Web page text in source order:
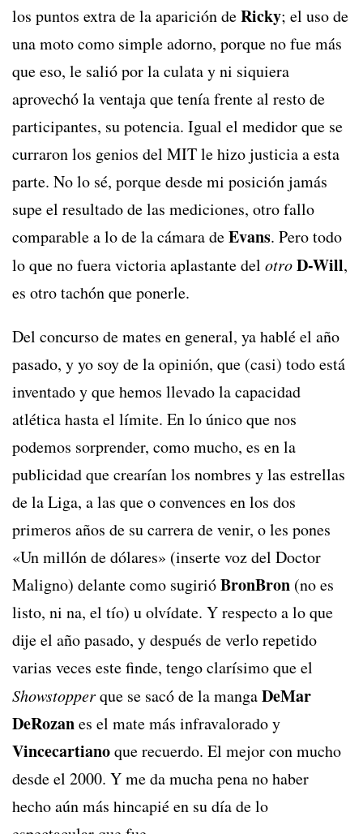
los puntos extra de la aparición deRicky; el uso de
una moto como simple adorno, porque no fue más
que eso, le salió por la culata y ni siquiera
aprovechó la ventaja que tenía frente al resto de
participantes, su potencia. Igual el medidor que se
curraron los genios del MIT le hizo justicia a esta
parte. No lo sé, porque desde mi posición jamás
supe el resultado de las mediciones, otro fallo
comparable a lo de la cámara deEvans. Pero todo
lo que no fuera victoria aplastante del otroD-Will,
es otro tachón que ponerle.
Del concurso de mates en general, ya hablé el año
pasado, y yo soy de la opinión, que (casi) todo está
inventado y que hemos llevado la capacidad
atlética hasta el límite. En lo único que nos
podemos sorprender, como mucho, es en la
publicidad que crearían los nombres y las estrellas
de la Liga, a las que o convences en los dos
primeros años de su carrera de venir, o les pones
«Un millón de dólares» (inserte voz del Doctor
Maligno) delante como sugirióBronBron (no es
listo, ni na, el tío) u olvídate. Y respecto a lo que
dije el año pasado, y después de verlo repetido
varias veces este finde, tengo clarísimo que el
Showstopperque se sacó de la mangaDeMar
DeRozanes el mate más infravalorado y
Vincecartianoque recuerdo. El mejor con mucho
desde el 2000. Y me da mucha pena no haber
hecho aún más hincapié en su día de lo